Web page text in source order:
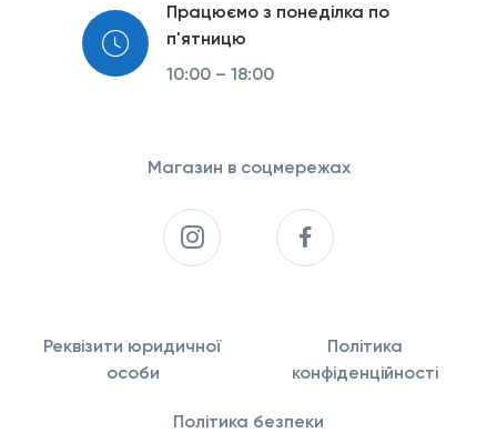
Працюємо з понеділка по
п'ятницю
10:00 – 18:00
Магазин в соцмережах
Реквізити юридичної
особи
Політика
конфіденційності
Політика безпеки